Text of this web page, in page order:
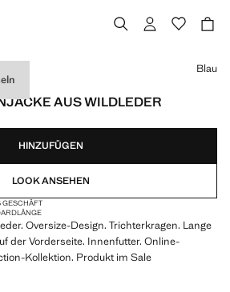
AUS WILDLEDER
[299,99 € ]
]
Blau
HINZUFÜGEN
LOOK ANSEHEN
GESCHÄFT
Oversize-Design. Trichterkragen. Lange
der Vorderseite. Innenfutter. Online-
Kollektion. Produkt im Sale